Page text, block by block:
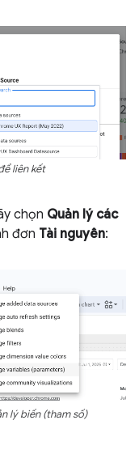
liên kết
chọn Quản lý các
đơn Tài nguyên:
lý biến (tham số)